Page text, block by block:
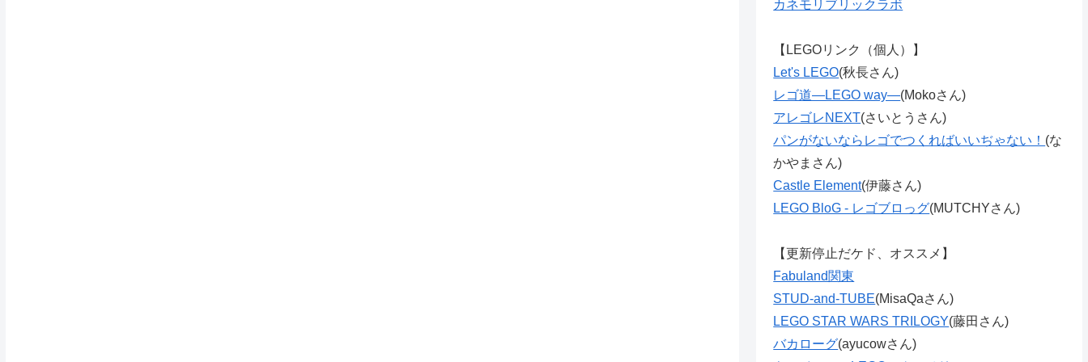
カネモリブリックラボ
【LEGOリンク（個人）】
Let's LEGO(秋長さん)
レゴ道―LEGO way―(Mokoさん)
アレゴレNEXT(さいとうさん)
パンがないならレゴでつくればいいぢゃない！ (な
かやまさん)
Castle Element(伊藤さん)
LEGO BloG - レゴブロっグ(MUTCHYさん)
【更新停止だケド、オススメ】
Fabuland関東
STUD-and-TUBE(MisaQaさん)
LEGO STAR WARS TRILOGY(藤田さん)
バカローグ(ayucowさん)